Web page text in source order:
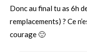
Donc au final tu as 6h
remplacements) ? Ce
courage 🙂